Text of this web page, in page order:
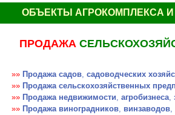
ОБЪЕКТЫ АГРОКОМПЛЕКСА
ПРОДАЖА
»» Продажа садов, садоводческих
»» Продажа сельскохозяйственных
»» Продажа недвижимости, агробизнеса,
»» Продажа виноградников, винзаводов,